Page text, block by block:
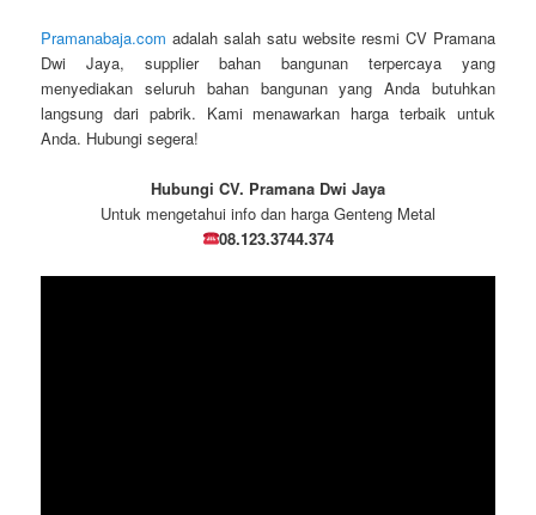
Pramanabaja.com adalah salah satu website resmi CV Pramana
Dwi Jaya, supplier bahan bangunan terpercaya yang
menyediakan seluruh bahan bangunan yang Anda butuhkan
langsung dari pabrik. Kami menawarkan harga terbaik untuk
Anda. Hubungi segera!
Hubungi CV. Pramana Dwi Jaya
Untuk mengetahui info dan harga Genteng Metal
08.123.3744.374